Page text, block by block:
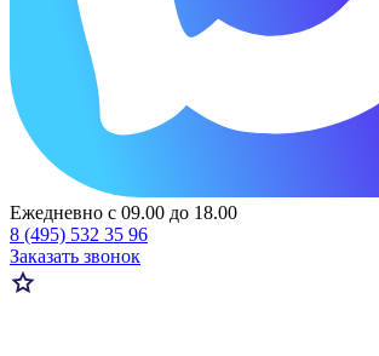
Ежедневно с 09.00 до 18.00
8 (495) 532 35 96
Заказать звонок